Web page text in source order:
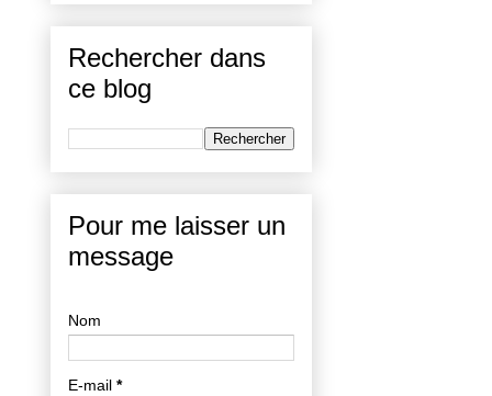
Rechercher dans
ce blog
Pour me laisser un
message
Nom
E-mail *